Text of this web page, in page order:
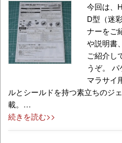
今回は、
D型（迷
ナーをご
や説明書
ご紹介し
うぞ。 パ
マラサイ
ルとシールドを持つ素立ちのジ
載。…
続きを読む>>